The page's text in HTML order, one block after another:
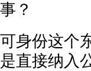
事？
可身份这个
是直接纳入